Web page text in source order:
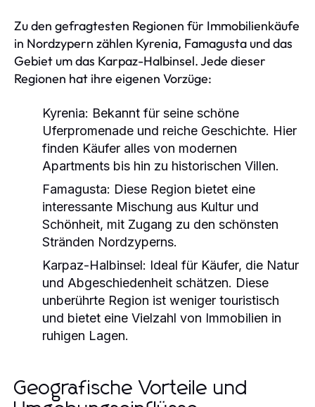
Zu den gefragtesten Regionen für Immobilienkäufe
in Nordzypern zählen Kyrenia, Famagusta und das
Gebiet um das Karpaz-Halbinsel. Jede dieser
Regionen hat ihre eigenen Vorzüge:
Kyrenia: Bekannt für seine schöne
Uferpromenade und reiche Geschichte. Hier
finden Käufer alles von modernen
Apartments bis hin zu historischen Villen.
Famagusta: Diese Region bietet eine
interessante Mischung aus Kultur und
Schönheit, mit Zugang zu den schönsten
Stränden Nordzyperns.
Karpaz-Halbinsel: Ideal für Käufer, die Natur
und Abgeschiedenheit schätzen. Diese
unberührte Region ist weniger touristisch
und bietet eine Vielzahl von Immobilien in
ruhigen Lagen.
Geografische Vorteile und